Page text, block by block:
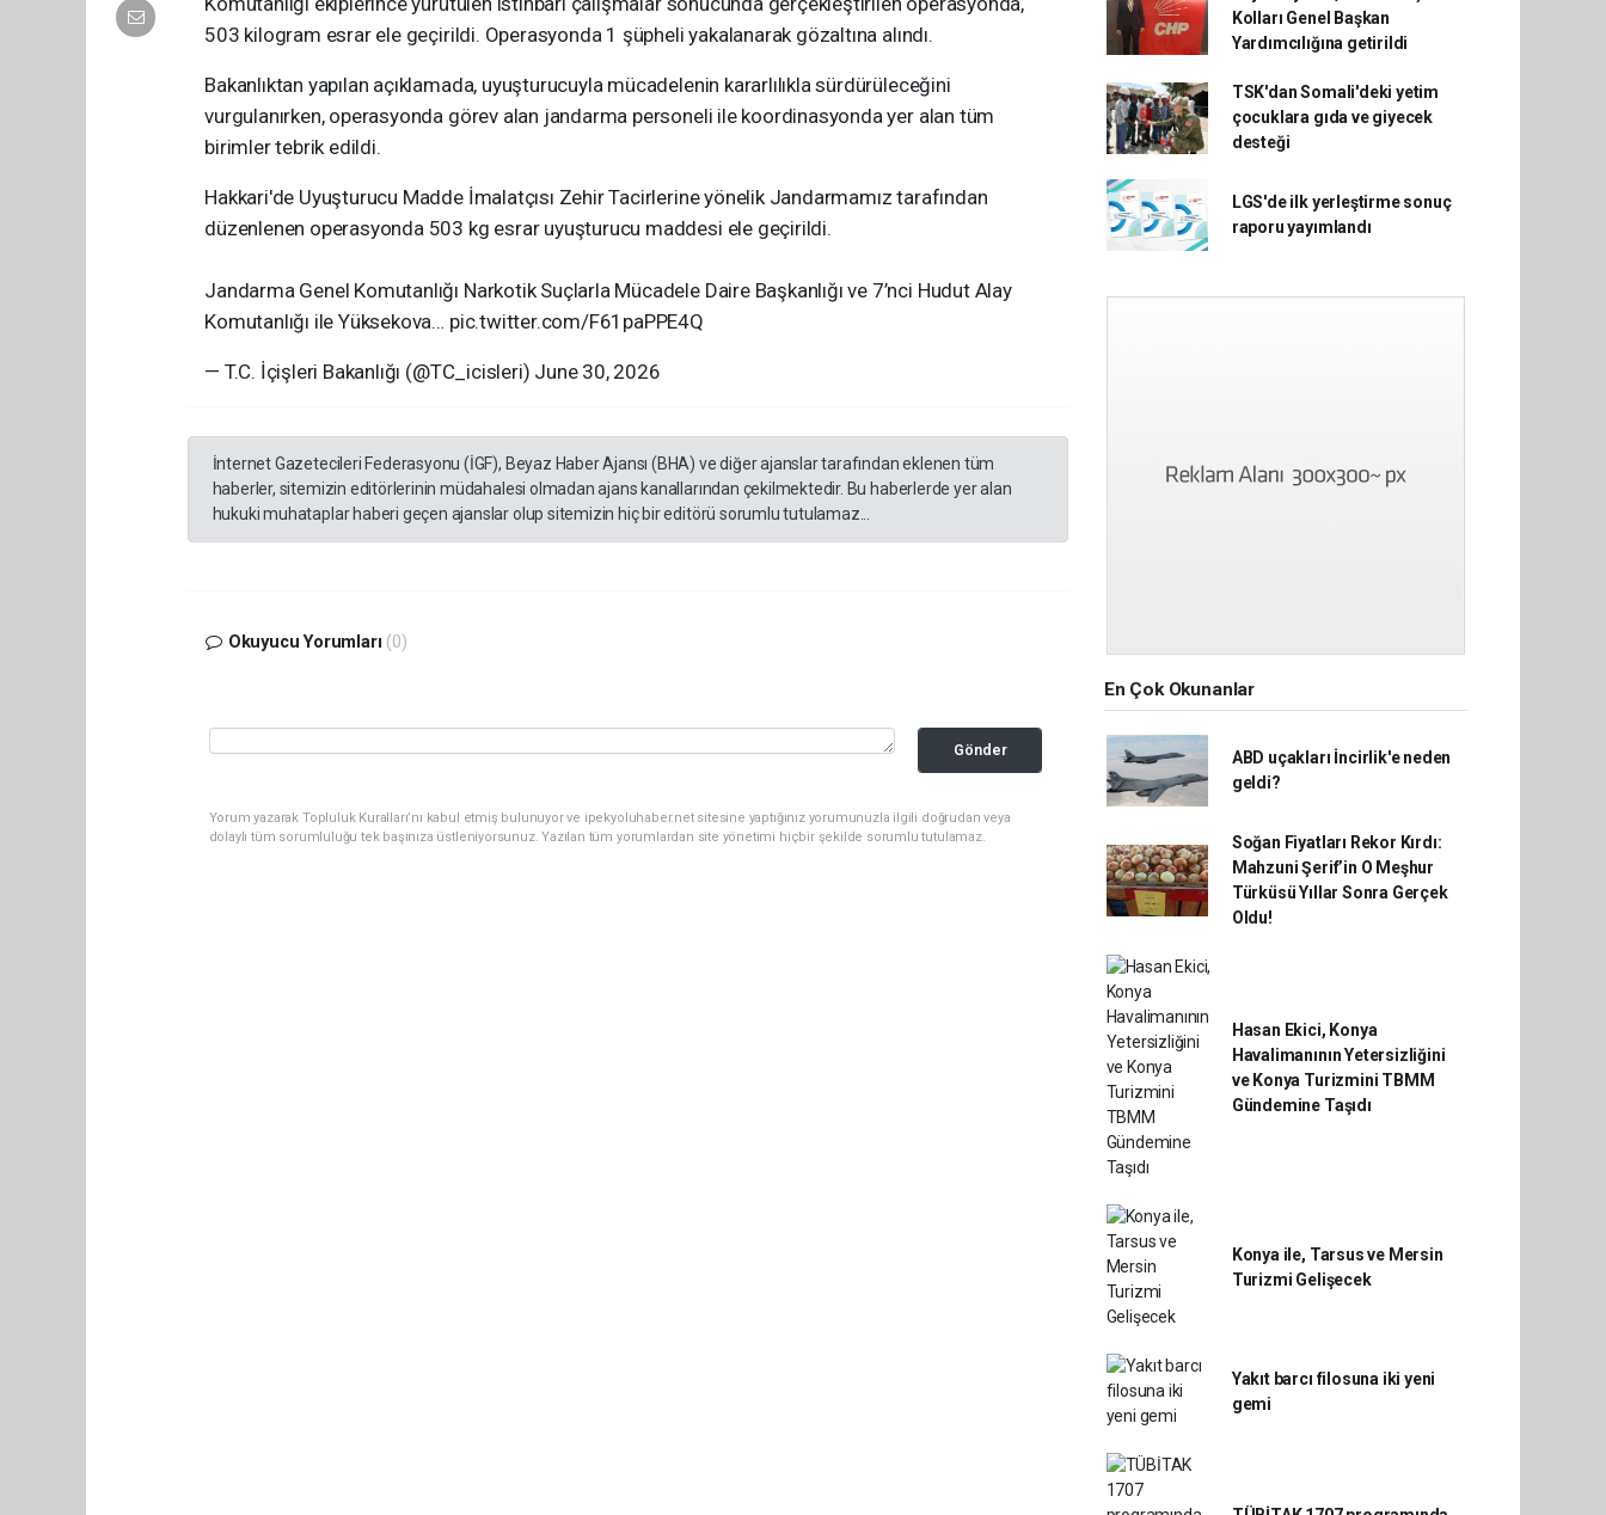
503 kilogram esrar ele geçirildi. Operasyonda 1 şüpheli yakalanarak gözaltına alındı.
Bakanlıktan yapılan açıklamada, uyuşturucuyla mücadelenin kararlılıkla sürdürüleceğini
vurgulanırken, operasyonda görev alan jandarma personeli ile koordinasyonda yer alan tüm
birimler tebrik edildi.
Hakkari'de Uyuşturucu Madde İmalatçısı Zehir Tacirlerine yönelik Jandarmamız tarafından
düzenlenen operasyonda 503 kg esrar uyuşturucu maddesi ele geçirildi.
Jandarma Genel Komutanlığı Narkotik Suçlarla Mücadele Daire Başkanlığı ve 7’nci Hudut Alay
Komutanlığı ile Yüksekova… pic.twitter.com/F61paPPE4Q
— T.C. İçişleri Bakanlığı (@TC_icisleri) June 30, 2026
İnternet Gazetecileri Federasyonu (İGF), Beyaz Haber Ajansı (BHA) ve diğer ajanslar tarafından eklenen tüm
haberler, sitemizin editörlerinin müdahalesi olmadan ajans kanallarından çekilmektedir. Bu haberlerde yer alan
hukuki muhataplar haberi geçen ajanslar olup sitemizin hiç bir editörü sorumlu tutulamaz...
Okuyucu Yorumları (0)
Gönder
Yorum yazarak Topluluk Kuralları’nı kabul etmiş bulunuyor ve ipekyoluhaber.net sitesine yaptığınız yorumunuzla ilgili doğrudan veya
dolaylı tüm sorumluluğu tek başınıza üstleniyorsunuz. Yazılan tüm yorumlardan site yönetimi hiçbir şekilde sorumlu tutulamaz.
Kolları Genel Başkan
Yardımcılığına getirildi
TSK'dan Somali'deki yetim
çocuklara gıda ve giyecek
desteği
LGS'de ilk yerleştirme sonuç
raporu yayımlandı
En Çok Okunanlar
ABD uçakları İncirlik'e neden
geldi?
Soğan Fiyatları Rekor Kırdı:
Mahzuni Şerif’in O Meşhur
Türküsü Yıllar Sonra Gerçek
Oldu!
Hasan Ekici, Konya
Havalimanının Yetersizliğini
ve Konya Turizmini TBMM
Gündemine Taşıdı
Konya ile, Tarsus ve Mersin
Turizmi Gelişecek
Yakıt barcı filosuna iki yeni
gemi